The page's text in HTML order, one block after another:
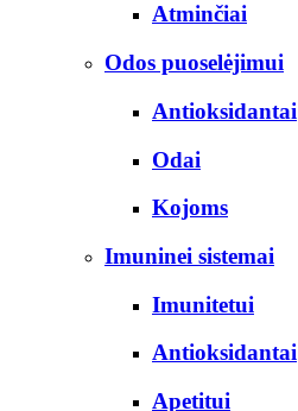
Atminčiai
Odos puoselėjimui
Antioksidantai
Odai
Kojoms
Imuninei sistemai
Imunitetui
Antioksidantai
Apetitui